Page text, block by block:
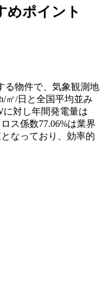
めポイント
る物件で、気象観測地
㎡/日と全国平均並み
に対し年間発電量は
ス係数77.06%は業界
なっており、効率的